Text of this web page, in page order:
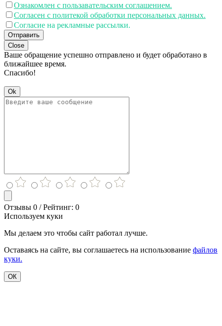
Ознакомлен с пользавательским соглашением.
Согласен с политекой обработки персональных данных.
Согласие на рекламные рассылки.
Отправить
Close
Ваше обращение успешно отправлено и будет обработано в
ближайшее время.
Спасибо!
Ok
Отзывы 0 / Рейтинг: 0
Используем куки
Мы делаем это чтобы сайт работал лучше.
Оставаясь на сайте, вы соглашаетесь на использование файлов
куки.
ОК